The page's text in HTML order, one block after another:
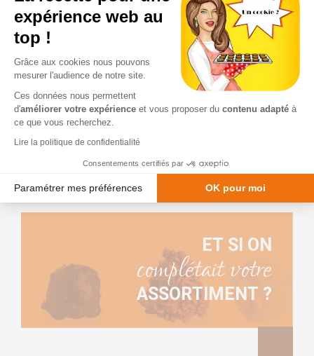
expérience web au
top !
Grâce aux cookies nous pouvons
mesurer l'audience de notre site.
Ces données nous permettent
d'améliorer votre expérience et vous proposer du contenu adapté à
ce que vous recherchez.
Lire la politique de confidentialité
Consentements certifiés par
Paramétrer mes préférences OK pour moi
Axeptio consent
Plateforme de Gestion du Consentement : Personnalisez vos
Notre plateforme vous permet d'adapter et de gérer vos
7,40 €TTC
j'en veux
ET SI ON
complétait votre
ASSORTIMENT ?